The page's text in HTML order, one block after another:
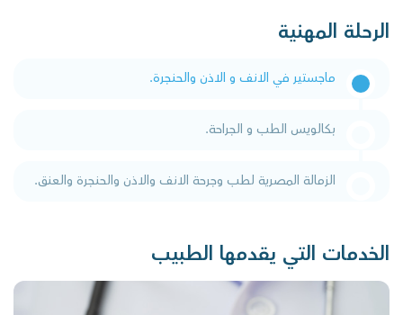
الرحلة المهنية
ماجستير في الانف و الاذن والحنجرة.
بكالويس الطب و الجراحة.
الزمالة المصرية لطب وجرحة الانف والاذن والحنجرة والعنق.
الخدمات التي يقدمها الطبيب